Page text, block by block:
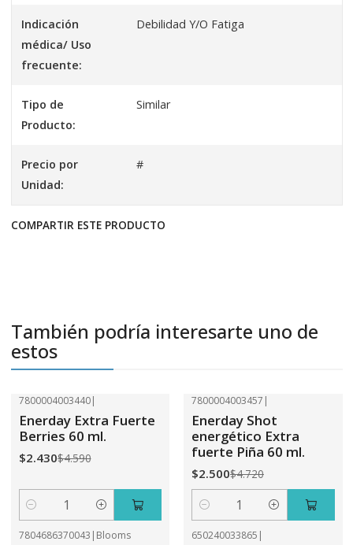
Indicación
médica/ Uso
frecuente:
Debilidad Y/O Fatiga
Tipo de
Producto:
Similar
Precio por
Unidad:
#
COMPARTIR ESTE PRODUCTO
También podría interesarte uno de
estos
7800004003440|
Enerday Extra Fuerte
Berries 60 ml.
$2.430$4.590
Cantidad
7800004003457 |
Enerday Shot
energético Extra
fuerte Piña 60 ml.
$2.500$4.720
Cantidad
7804686370043 | Blooms 650240033865 |